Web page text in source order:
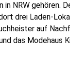
NRW gehören.
drei Laden-
auf
das Modehaus